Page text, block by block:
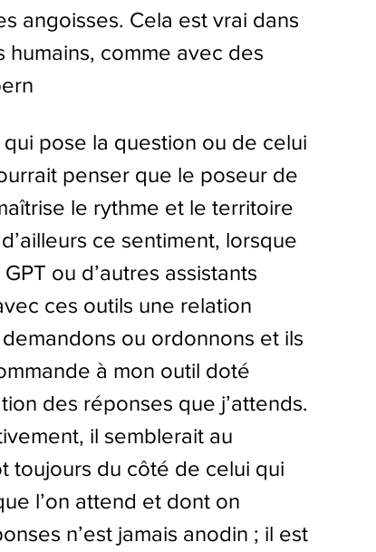
angoisses. Cela est vrai dans
humains, comme avec des
pose la question ou de celui
penser que le poseur de
le rythme et le territoire
ce sentiment, lorsque
ou d’autres assistants
ces outils une relation
ou ordonnons et ils
à mon outil doté
des réponses que j’attends.
il semblerait au
toujours du côté de celui qui
l’on attend et dont on
n’est jamais anodin ; il est